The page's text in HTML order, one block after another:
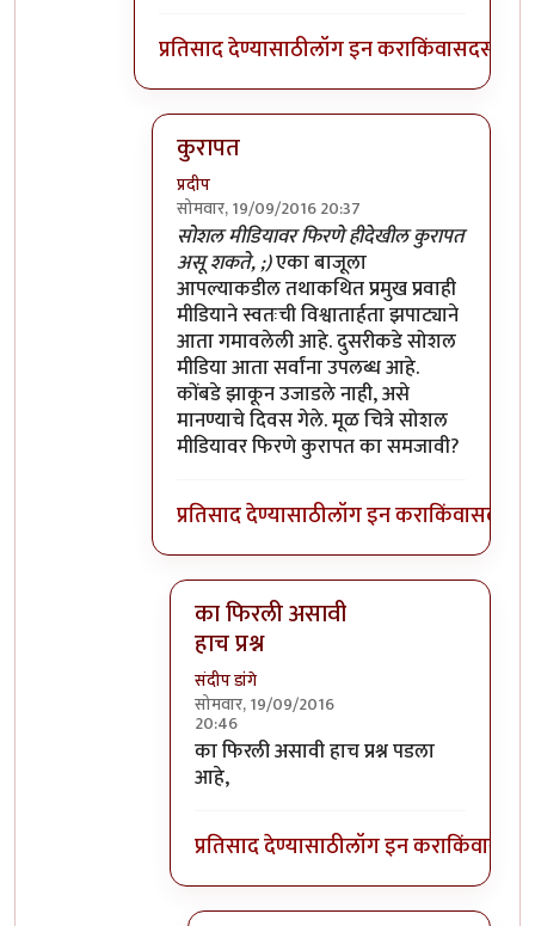
प्रतिसाद देण्यासाठीलॉग इन कराकिंवासदस्य व्हा
कुरापत
प्रदीप
सोमवार, 19/09/2016 20:37
In reply toभारतातल्या कत्तलखान्यातby
सोशल मीडियावर फिरणे हीदेखील कुरापत
असू शकते, ;)एका बाजूला
आपल्याकडील तथाकथित प्रमुख प्रवाही
मीडियाने स्वतःची विश्वातार्हता झपाट्याने
आता गमावलेली आहे. दुसरीकडे सोशल
मीडिया आता सर्वांना उपलब्ध आहे.
कोंबडे झाकून उजाडले नाही, असे
मानण्याचे दिवस गेले. मूळ चित्रे सोशल
मीडियावर फिरणे कुरापत का समजावी?
प्रतिसाद देण्यासाठीलॉग इन कराकिंवासदस्य
का फिरली असावी
हाच प्रश्न
संदीप डांगे
सोमवार, 19/09/2016
20:46
In reply toकुरापतbyप्रदीप
का फिरली असावी हाच प्रश्न पडला
आहे,
प्रतिसाद देण्यासाठीलॉग इन कराकिंवा